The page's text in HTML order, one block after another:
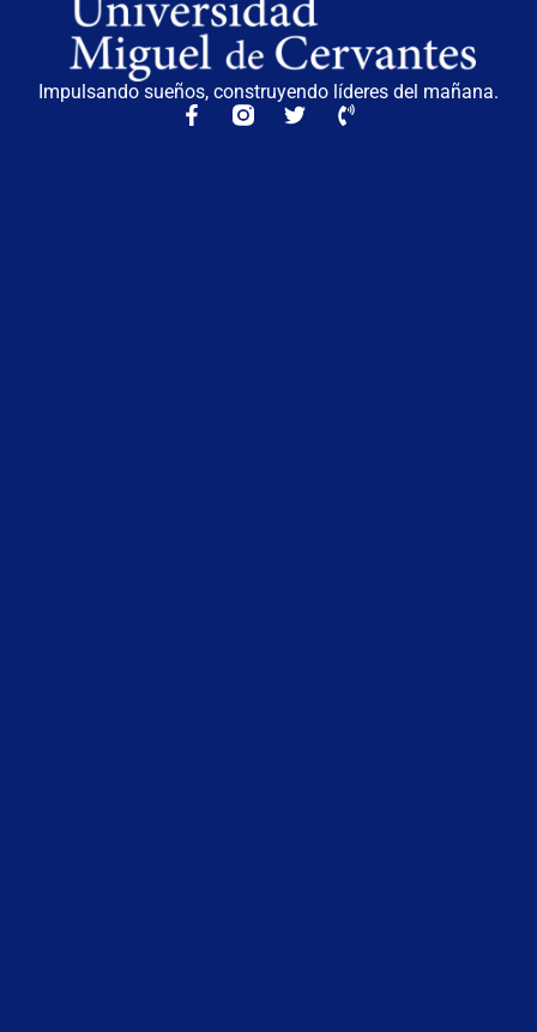
Impulsando sueños, construyendo líderes del mañana.